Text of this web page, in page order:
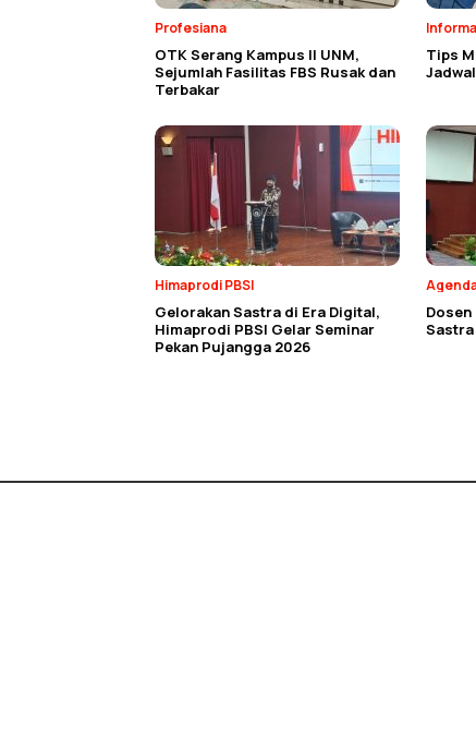
Profesiana
OTK Serang Kampus II UNM,
Sejumlah Fasilitas FBS Rusak dan
Terbakar
Tips
Himaprodi PBSI
Gelorakan Sastra di Era Digital,
Himaprodi PBSI Gelar Seminar
Pekan Pujangga 2026
Dosen
Sastra